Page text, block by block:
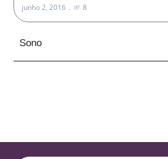
junho 2, 2016 8
Sono